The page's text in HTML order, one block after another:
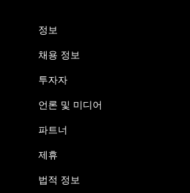
정보
채용 정보
투자자
언론 및 미디어
파트너
제휴
법적 정보